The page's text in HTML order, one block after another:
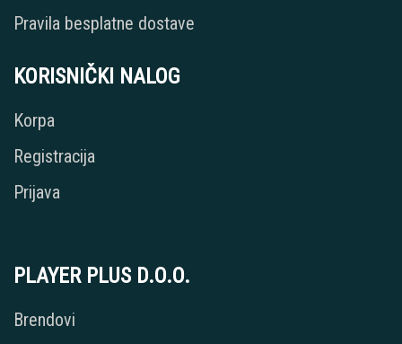
Pravila besplatne dostave
KORISNIČKI NALOG
Korpa
Registracija
Prijava
PLAYER PLUS D.O.O.
Brendovi